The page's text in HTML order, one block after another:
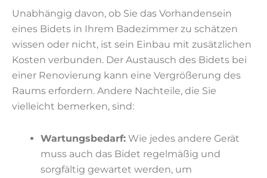
Unabhängig davon, ob Sie das Vorhandensein
eines Bidets in Ihrem Badezimmer zu schätzen
wissen oder nicht, ist sein Einbau mit zusätzlichen
Kosten verbunden. Der Austausch des Bidets bei
einer Renovierung kann eine Vergrößerung des
Raums erfordern. Andere Nachteile, die Sie
vielleicht bemerken, sind:
Wartungsbedarf: Wie jedes andere Gerät
muss auch das Bidet regelmäßig und
sorgfältig gewartet werden, um